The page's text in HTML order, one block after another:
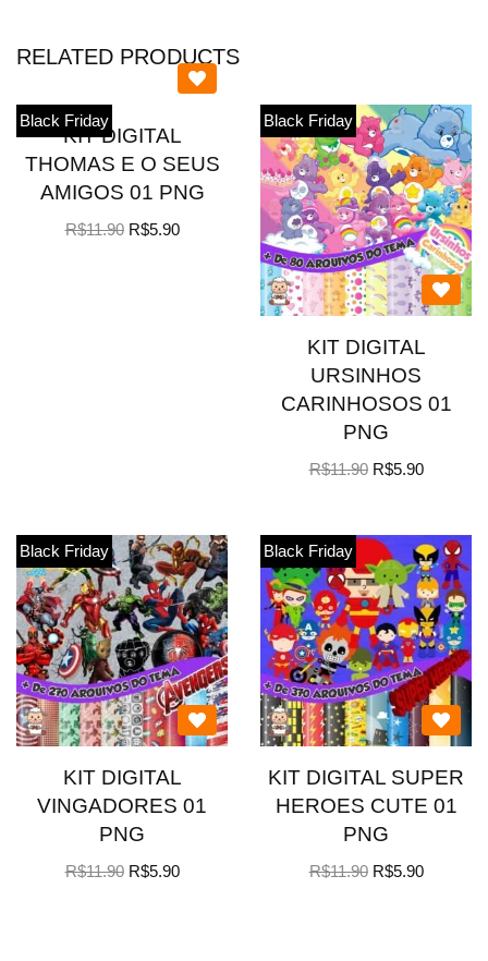
RELATED PRODUCTS
Black Friday
KIT DIGITAL
THOMAS E O SEUS
AMIGOS 01 PNG
R$11.90 R$5.90
Black Friday
KIT DIGITAL
URSINHOS
CARINHOSOS 01
PNG
R$11.90 R$5.90
Black Friday
KIT DIGITAL
VINGADORES 01
PNG
R$11.90 R$5.90
Black Friday
KIT DIGITAL SUPER
HEROES CUTE 01
PNG
R$11.90 R$5.90